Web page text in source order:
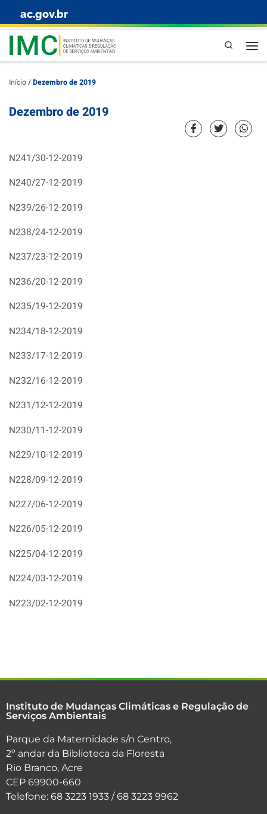
Skip to content
ac.gov.br
Pesquisa
Início/Dezembro de 2019
Dezembro de 2019
N241/30-12-2019
N240/27-12-2019
N239/26-12-2019
N238/24-12-2019
N237/23-12-2019
N236/20-12-2019
N235/19-12-2019
N234/18-12-2019
N233/17-12-2019
N232/16-12-2019
N231/12-12-2019
N230/11-12-2019
N229/10-12-2019
N228/09-12-2019
N227/06-12-2019
N226/05-12-2019
N225/04-12-2019
N224/03-12-2019
N223/02-12-2019
Instituto de Mudanças Climáticas e Regulação de
Serviços Ambientais
Parque da Maternidade s/n Centro,
2º andar da Biblioteca da Floresta
Rio Branco, Acre
CEP 69900-660
Telefone: 68 3223 1933 / 68 3223 9962